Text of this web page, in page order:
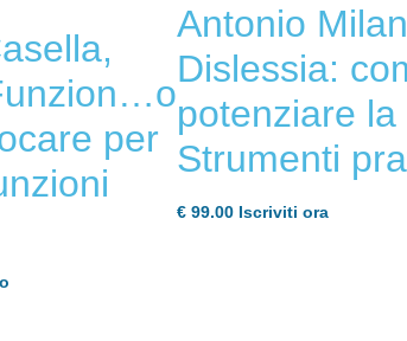
per
Antonio
Dislessia:
potenziare la
Strumenti
€ 99.00 Iscriviti ora